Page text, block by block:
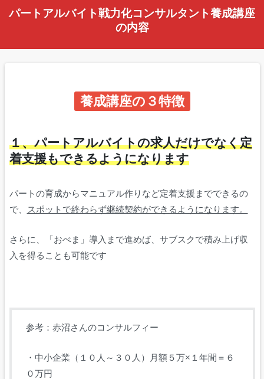
パートアルバイト戦力化コンサルタント養成講座
の内容
養成講座の３特徴
１、パートアルバイトの求人だけでなく定
着支援もできるようになります
パートの育成からマニュアル作りなど定着支援までできるの
で、
スポットで終わらず継続契約ができるようになります。
さらに、「おぺま」導入まで進めば、サブスクで積み上げ収
入を得ることも可能です
参考：赤沼さんのコンサルフィー
・中小企業（１０人～３０人）月額５万×１年間＝６
０万円